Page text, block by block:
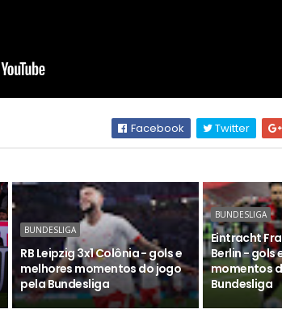
Facebook Twitter
BUNDESLIGA
RB Leipzig 3x1 Colônia - gols e
melhores momentos do jogo
pela Bundesliga
BUNDESLIGA
Eintracht
Berlin - gols
momentos
Bundesliga